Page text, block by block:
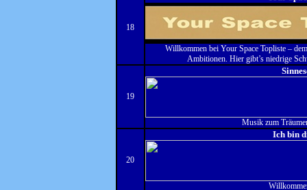
18
Willkommen bei Your Space Topliste –
Ambitionen. Hier gibt’s niedrige
19
Musik zum
20
Ich bin